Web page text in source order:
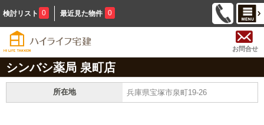
検討リスト 0 最近見た物件 0
お問合せ
シンバシ薬局 泉町店
所在地 兵庫県宝塚市泉町19-26